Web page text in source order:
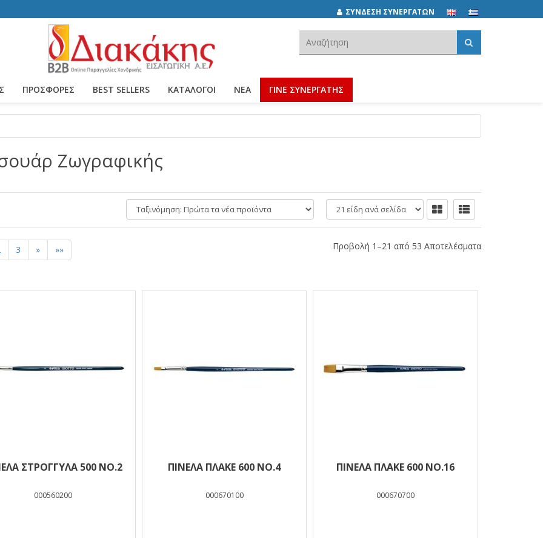
ΣΥΝΔΕΣΗ ΣΥΝΕΡΓΑΤΩΝ
ΠΡΟΣΦΟΡΕΣ BEST SELLERS ΚΑΤΆΛΟΓΟΙ ΝΈΑ ΓΙΝΕ ΣΥΝΕΡΓΑΤΗΣ
Αναζήτηση:
Ζωγραφικής
είδη
ανά
σελίδα
Ταξινόμηση:
3 » »» Προβολή 1–21 από 53 Αποτελέσματα
ΣΤΡΟΓΓΥΛΑ 500 ΝΟ.2
000560200
ΠΙΝΕΛΑ ΠΛΑΚΕ 600 ΝΟ.4
000670100
ΠΙΝΕΛΑ ΠΛΑΚΕ 600 ΝΟ.16
000670700